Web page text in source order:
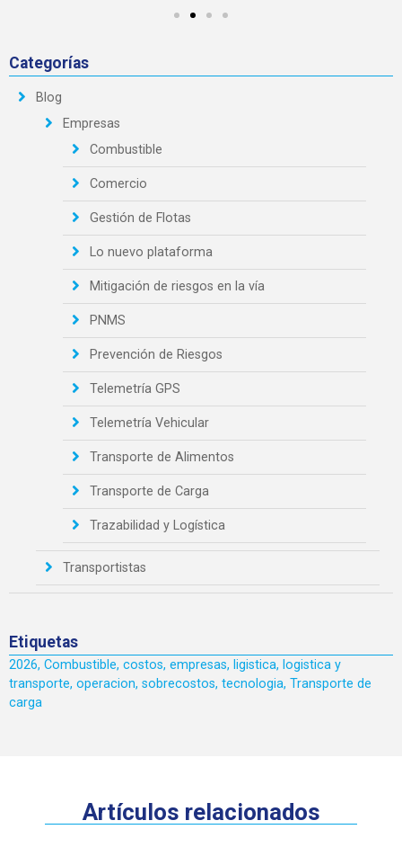
Categorías
Blog
Empresas
Combustible
Comercio
Gestión de Flotas
Lo nuevo plataforma
Mitigación de riesgos en la vía
PNMS
Prevención de Riesgos
Telemetría GPS
Telemetría Vehicular
Transporte de Alimentos
Transporte de Carga
Trazabilidad y Logística
Transportistas
Etiquetas
2026, Combustible, costos, empresas, ligistica, logistica y
transporte, operacion, sobrecostos, tecnologia, Transporte de
carga
Artículos relacionados